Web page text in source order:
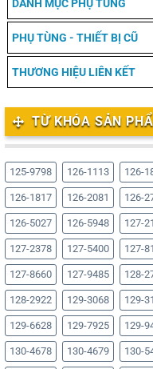
DANH MỤC PHỤ TÙNG
PHỤ TÙNG - THIẾT BỊ CŨ
THƯƠNG HIỆU LIÊN KẾT
TỪ KHÓA SẢN
125-9798 126-1113 126-
126-1817 126-2081 126-
126-5027 126-5948 127-
127-2378 127-5400 127-
127-8660 127-9485 128-
128-2922 129-3068 129-
129-6628 129-7925 129-
130-4678 130-4679 130-